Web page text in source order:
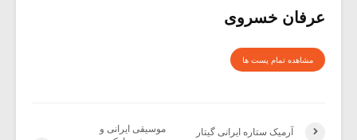
عرفان خسروی
مشاهده تمام پست ها
موسیقی ایرانی و
آرمیک ستاره ایرانی گیتار